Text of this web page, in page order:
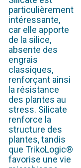
particulièrement
intéressante,
car elle apporte
de la silice,
absente des
engrais
classiques,
renforçant ainsi
la résistance
des plantes au
stress. Silicate
renforce la
structure des
plantes, tandis
que TrikoLogic®
favorise une vie